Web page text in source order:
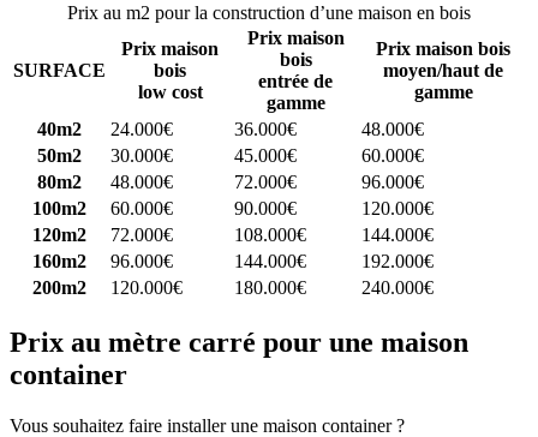
Prix au m2 pour la construction d’une maison en bois
SURFACE
Prix maison
bois
low cost
Prix maison
bois
entrée de
gamme
Prix maison bois
moyen/haut de
gamme
40m2
24.000€ 36.000€
48.000€
50m2
30.000€ 45.000€
60.000€
80m2
48.000€ 72.000€
96.000€
100m2
60.000€ 90.000€
120.000€
120m2
72.000€ 108.000€
144.000€
160m2
96.000€ 144.000€
192.000€
200m2
120.000€ 180.000€ 240.000€
Prix au mètre carré pour une maison
container
Vous souhaitez faire installer une maison container ?